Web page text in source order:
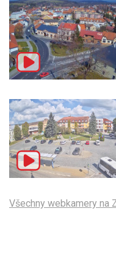
Všechny webkamery na